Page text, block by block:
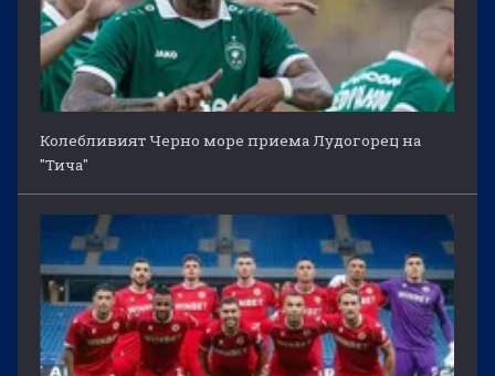
Колебливият Черно море приема Лудогорец на
"Тича"